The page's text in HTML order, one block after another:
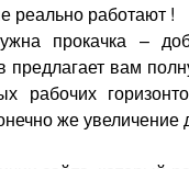
реально работают !
прокачка –
предлагает вам
рабочих
же увеличение